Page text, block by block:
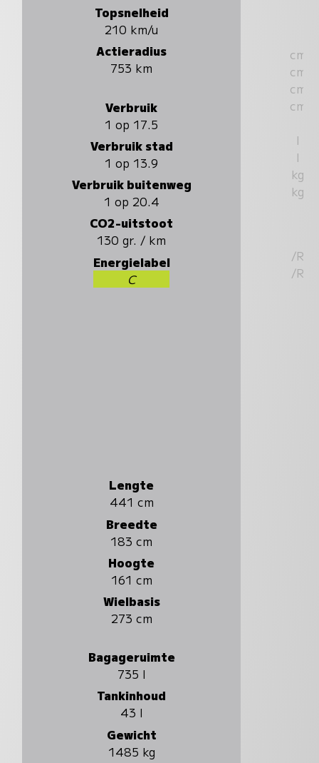
Topsnelheid
210 km/u
Actieradius
753 km
Verbruik
1 op 17.5
Verbruik stad
1 op 13.9
Verbruik buitenweg
1 op 20.4
CO2-uitstoot
130 gr. / km
Energielabel
C
Lengte
441 cm
Breedte
183 cm
Hoogte
161 cm
Wielbasis
273 cm
Bagageruimte
735 l
Tankinhoud
43 l
Gewicht
1485 kg
cm
cm
cm
cm
l
l
kg
kg
/R
/R